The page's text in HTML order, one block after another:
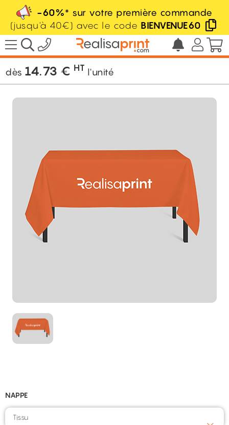
-60%* sur votre première commande
(jusqu'à 40€) avec le code BIENVENUE60
/ Ambiance Stand / Nappe / Nappe
publicitaire
dès 14.73 € HT l'unité
NAPPE
Tissu